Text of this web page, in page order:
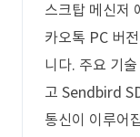
스크탑 메신저
카오톡 PC 버
니다. 주요 기
고 Sendbird
통신이 이루어